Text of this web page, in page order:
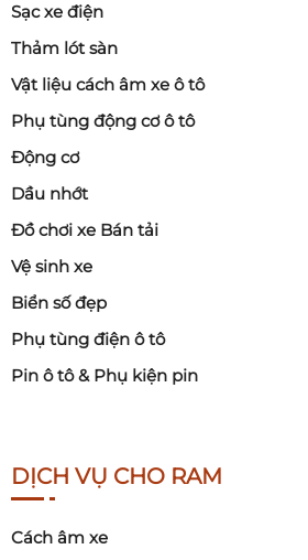
Sạc xe điện
Thảm lót sàn
Vật liệu cách âm xe ô tô
Phụ tùng động cơ ô tô
Động cơ
Dầu nhớt
Đồ chơi xe Bán tải
Vệ sinh xe
Biển số đẹp
Phụ tùng điện ô tô
Pin ô tô & Phụ kiện pin
DỊCH VỤ CHO RAM
Cách âm xe